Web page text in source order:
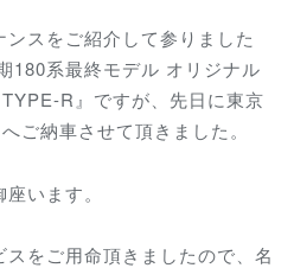
スをご紹介して参りました
180系最終モデル オリジナル
R』ですが、先日に東京
ご納車させて頂きました。
います。
をご用命頂きましたので、名